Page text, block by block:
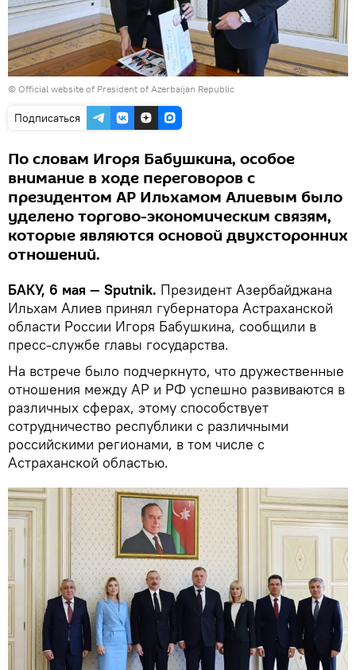
© Official website of President of Azerbaijan Republic
Подписаться
По словам Игоря Бабушкина, особое
внимание в ходе переговоров с
президентом АР Ильхамом Алиевым было
уделено торгово-экономическим связям,
которые являются основой двухсторонних
отношений.
БАКУ, 6 мая — Sputnik. Президент Азербайджана
Ильхам Алиев принял губернатора Астраханской
области России Игоря Бабушкина, сообщили в
пресс-службе главы государства.
На встрече было подчеркнуто, что дружественные
отношения между АР и РФ успешно развиваются в
различных сферах, этому способствует
сотрудничество республики с различными
российскими регионами, в том числе с
Астраханской областью.